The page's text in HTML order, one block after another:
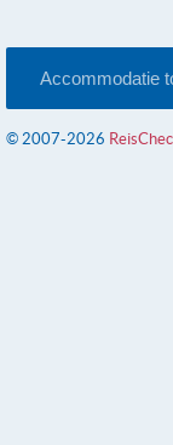
Accommodatie
© 2007-2026